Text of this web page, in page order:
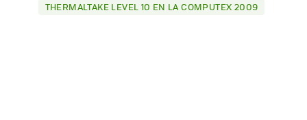
THERMALTAKE LEVEL 10 EN LA COMPUTEX 2009